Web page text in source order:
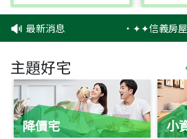
最新消息 ‧✦✦信義房屋
主題好宅
降價宅 小